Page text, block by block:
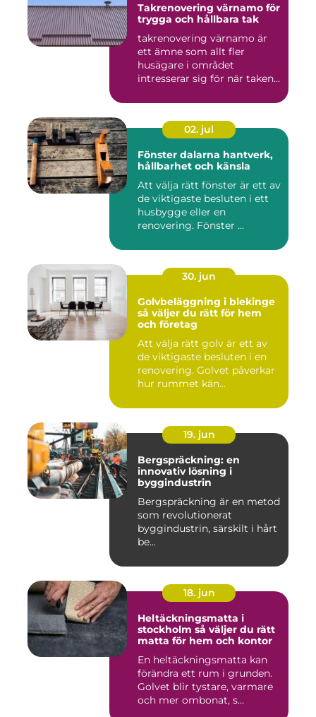
Takrenovering värnamo för
trygga och hållbara tak
takrenovering värnamo är
ett ämne som allt fler
husägare i området
intresserar sig för när taken
02. jul
Fönster dalarna hantverk,
hållbarhet och känsla
Att välja rätt fönster är ett av
de viktigaste besluten i ett
husbygge eller en
renovering. Fönster ...
30. jun
Golvbeläggning i blekinge
så väljer du rätt för hem
och företag
Att välja rätt golv är ett av
de viktigaste besluten i en
renovering. Golvet påverkar
hur rummet kän...
19. jun
Bergspräckning: en
innovativ lösning i
byggindustrin
Bergspräckning är en metod
som revolutionerat
byggindustrin, särskilt i hårt
be...
18. jun
Heltäckningsmatta i
stockholm så väljer du rätt
matta för hem och kontor
En heltäckningsmatta kan
förändra ett rum i grunden.
Golvet blir tystare, varmare
och mer ombonat, s...